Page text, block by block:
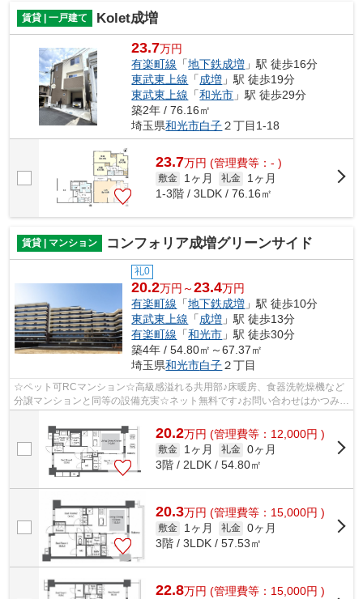
賃貸 | 一戸建て Kolet成増
23.7万円
有楽町線 「地下鉄成増 」駅 徒歩16分
東武東上線 「成増 」駅 徒歩19分
東武東上線 「和光市 」駅 徒歩29分
築2年 / 76.16㎡
埼玉県和光市白子２丁目1-18
23.7万円 (管理費等：- )
敷金 1ヶ月 礼金
1ヶ月
1-3階 / 3LDK / 76.16㎡
賃貸 | マンション コンフォリア成増グリーンサイド
礼0
20.2万円～23.4万円
有楽町線 「地下鉄成増 」駅 徒歩10分
東武東上線 「成増 」駅 徒歩13分
有楽町線 「和光市 」駅 徒歩30分
築4年 / 54.80㎡～67.37㎡
埼玉県和光市白子２丁目
☆ペット可RCマンション☆高級感溢れる共用部♪床暖房、食器洗乾燥機など
分譲マンションと同等の設備充実☆ネット無料です♪お問い合わせはかつみ不
動産(株)和光支店まで♪
20.2万円 (管理費等：12,000円 )
敷金 1ヶ月 礼金 0ヶ月
3階 / 2LDK / 54.80㎡
20.3万円 (管理費等：15,000円 )
敷金 1ヶ月 礼金 0ヶ月
3階 / 3LDK / 57.53㎡
22.8万円 (管理費等：15,000円 )